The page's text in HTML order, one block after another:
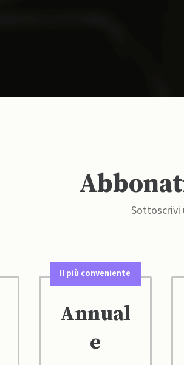
Sottoscrivi
Il più conveniente
Annual
e